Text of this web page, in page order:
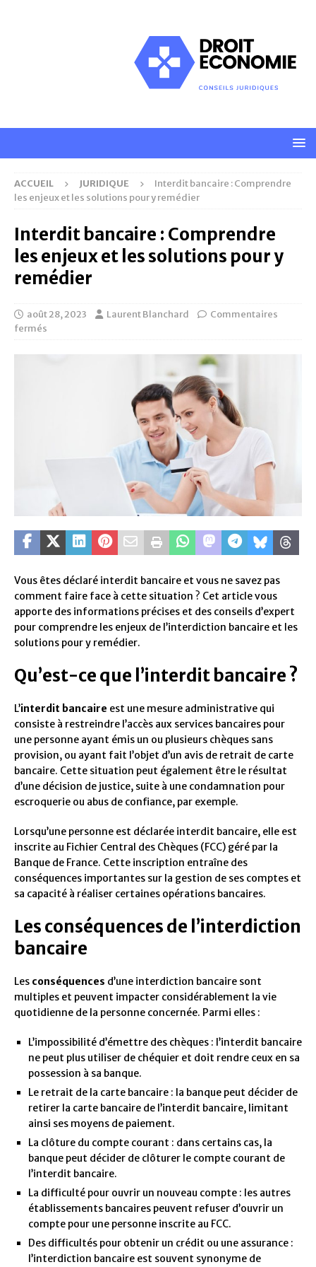
ACCUEIL JURIDIQUE
Interdit bancaire : Comprendre
les enjeux et les solutions pour y remédier
Interdit bancaire : Comprendre
les enjeux et les solutions pour y
remédier
août 28, 2023 Laurent Blanchard
Commentaires
fermés
Vous êtes déclaré interdit bancaire et vous ne savez pas
comment faire face à cette situation ? Cet article vous
apporte des informations précises et des conseils d’expert
pour comprendre les enjeux de l’interdiction bancaire et les
solutions pour y remédier.
Qu’est-ce que l’interdit bancaire ?
L’interdit bancaire est une mesure administrative qui
consiste à restreindre l’accès aux services bancaires pour
une personne ayant émis un ou plusieurs chèques sans
provision, ou ayant fait l’objet d’un avis de retrait de carte
bancaire. Cette situation peut également être le résultat
d’une décision de justice, suite à une condamnation pour
escroquerie ou abus de confiance, par exemple.
Lorsqu’une personne est déclarée interdit bancaire, elle est
inscrite au Fichier Central des Chèques (FCC) géré par la
Banque de France. Cette inscription entraîne des
conséquences importantes sur la gestion de ses comptes et
sa capacité à réaliser certaines opérations bancaires.
Les conséquences de l’interdiction
bancaire
Les conséquences d’une interdiction bancaire sont
multiples et peuvent impacter considérablement la vie
quotidienne de la personne concernée. Parmi elles :
L’impossibilité d’émettre des chèques : l’interdit bancaire
ne peut plus utiliser de chéquier et doit rendre ceux en sa
possession à sa banque.
Le retrait de la carte bancaire : la banque peut décider de
retirer la carte bancaire de l’interdit bancaire, limitant
ainsi ses moyens de paiement.
La clôture du compte courant : dans certains cas, la
banque peut décider de clôturer le compte courant de
l’interdit bancaire.
La difficulté pour ouvrir un nouveau compte : les autres
établissements bancaires peuvent refuser d’ouvrir un
compte pour une personne inscrite au FCC.
Des difficultés pour obtenir un crédit ou une assurance :
l’interdiction bancaire est souvent synonyme de